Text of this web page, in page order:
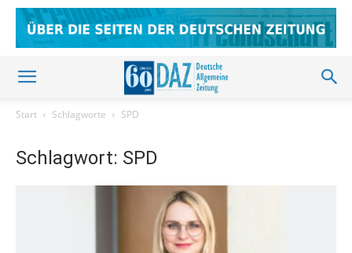
Start Schlagworte SPD
Schlagwort: SPD